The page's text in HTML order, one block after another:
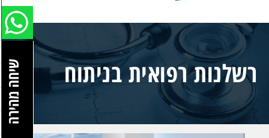
רשלנות רפואית בניתוח שיחה מהירה